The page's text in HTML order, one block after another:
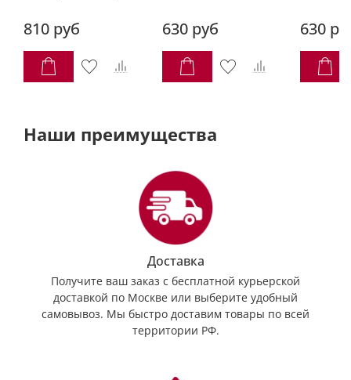
810 руб 630 руб 630
Наши преимущества
Доставка
Получите ваш заказ с бесплатной курьерской
доставкой по Москве или выберите удобный
самовывоз. Мы быстро доставим товары по всей
территории РФ.